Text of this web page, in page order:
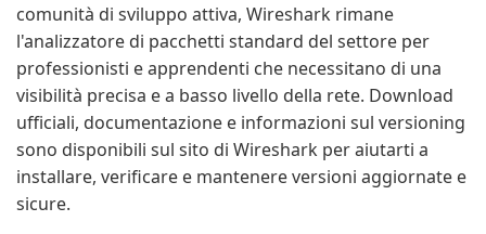
comunità di sviluppo attiva, Wireshark rimane
l'analizzatore di pacchetti standard del settore per
professionisti e apprendenti che necessitano di una
visibilità precisa e a basso livello della rete. Download
ufficiali, documentazione e informazioni sul versioning
sono disponibili sul sito di Wireshark per aiutarti a
installare, verificare e mantenere versioni aggiornate e
sicure.